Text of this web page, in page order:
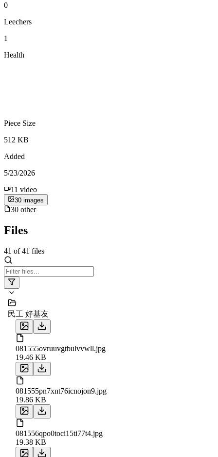
0
Leechers
1
Health
Piece Size
512 KB
Added
5/23/2026
11 video
30 images
30 other
Files
41 of41 files
民工 好基友
081555ovruuvgtbulvvwll.jpg
19.46 KB
081555pn7xnt76icnojon9.jpg
19.86 KB
081556qpo0toci15ti77t4.jpg
19.38 KB